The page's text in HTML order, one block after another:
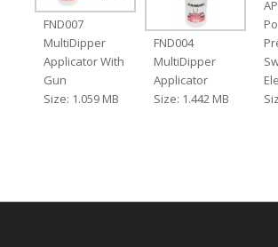
FND007
MultiDipper
Applicator With
Gun
Size: 1.059 MB
FND004
MultiDipper
Applicator
Size: 1.442 MB